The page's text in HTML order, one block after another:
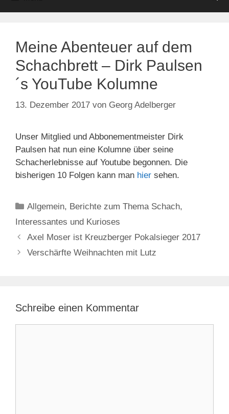
Meine Abenteuer auf dem
Schachbrett – Dirk Paulsen
´s YouTube Kolumne
13. Dezember 2017 von Georg Adelberger
Unser Mitglied und Abbonementmeister Dirk
Paulsen hat nun eine Kolumne über seine
Schacherlebnisse auf Youtube begonnen. Die
bisherigen 10 Folgen kann man hier sehen.
Kategorien
Allgemein, Berichte zum Thema Schach,
Interessantes und Kurioses
Axel Moser ist Kreuzberger Pokalsieger 2017
Verschärfte Weihnachten mit Lutz
Schreibe einen Kommentar